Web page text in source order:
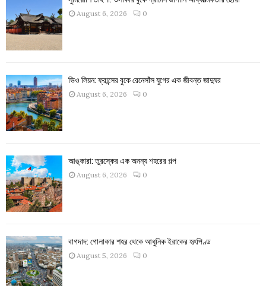
August 6, 2026 0
ভিও লিয়ন: ফ্রান্সের বুকে রেনেসাঁস যুগের এক জীবন্ত জাদুঘর
August 6, 2026 0
আঙ্কারা: তুরস্কের এক অনন্য শহরের গল্প
August 6, 2026 0
বাগদাদ: গোলাকার শহর থেকে আধুনিক ইরাকের হৃৎপিণ্ড
August 5, 2026 0